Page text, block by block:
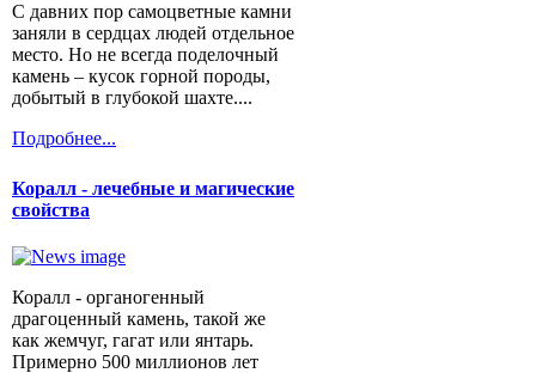
С давних пор самоцветные камни
заняли в сердцах людей отдельное
место. Но не всегда поделочный
камень – кусок горной породы,
добытый в глубокой шахте....
Подробнее...
Коралл - лечебные и магические
свойства
Коралл - органогенный
драгоценный камень, такой же
как жемчуг, гагат или янтарь.
Примерно 500 миллионов лет